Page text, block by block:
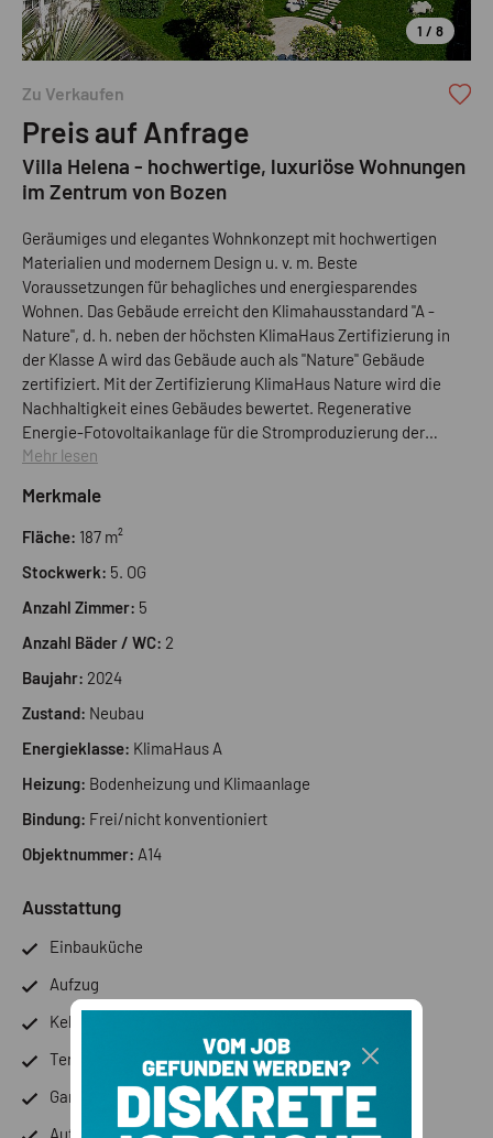
1 / 8
Zu Verkaufen
Preis auf Anfrage
Villa Helena - hochwertige, luxuriöse Wohnungen
im Zentrum von Bozen
Geräumiges und elegantes Wohnkonzept mit hochwertigen
Materialien und modernem Design u. v. m. Beste
Voraussetzungen für behagliches und energiesparendes
Wohnen. Das Gebäude erreicht den Klimahausstandard "A -
Nature", d. h. neben der höchsten KlimaHaus Zertifizierung in
der Klasse A wird das Gebäude auch als "Nature" Gebäude
zertifiziert. Mit der Zertifizierung KlimaHaus Nature wird die
Nachhaltigkeit eines Gebäudes bewertet. Regenerative
Energie-Fotovoltaikanlage für die Stromproduzierung der
Gemeinschaftsräume, wie z. B. Aufzug, Garagengeschoss und
eine merkliche Senkung der jährlichen Betriebskosten.
Thermo-Akustische Isolierung mit besonderer
Wohnungen aus Vollholz von höchster Qualität
(schallreduzierend 40 dB) Innentüren aus Holz von höchster
Mehr lesen
Merkmale
Fläche: 187 m²
Stockwerk: 5. OG
Anzahl Zimmer: 5
Anzahl Bäder / WC: 2
Baujahr: 2024
Zustand: Neubau
Energieklasse: KlimaHaus A
Heizung: Bodenheizung und Klimaanlage
Bindung: Frei/nicht konventioniert
Objektnummer: A14
Ausstattung
Einbauküche
Aufzug
Keller
Terrasse
Garage